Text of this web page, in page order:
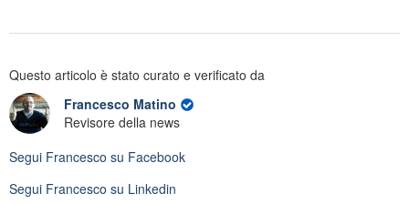
Questo articolo è stato curato e verificato da
Francesco Matino
Revisore della news
Segui Francesco su Facebook
Segui Francesco su Linkedin